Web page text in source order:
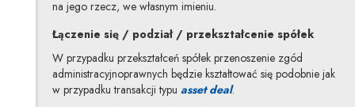
na jego rzecz, we własnym imieniu.
Łączenie się / podział / przekształcenie spółek
W przypadku przekształceń spółek przenoszenie zgód
administracyjnoprawnych będzie kształtować się podobnie jak
w przypadku transakcji typu asset dealUwaga, link zostanie
.